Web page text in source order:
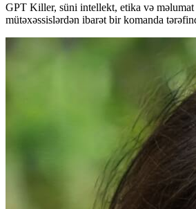
GPT Killer, süni intellekt, etika və məlumat
mütəxəssislərdən ibarət bir komanda